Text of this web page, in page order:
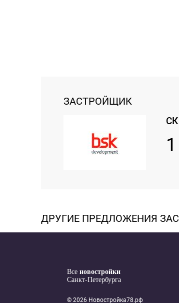
ЗАСТРОЙЩИК
1
ДРУГИЕ ПРЕДЛОЖЕНИЯ
Все новостройки
Санкт-Петербурга
© 2026 Новостройка78.рф